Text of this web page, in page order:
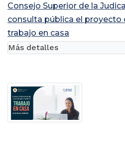
Consejo Superior de la
consulta pública el proyecto
trabajo en casa
Más detalles